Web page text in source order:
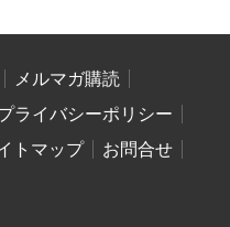
メルマガ購読
ライバシーポリシー
トマップ
お問合せ